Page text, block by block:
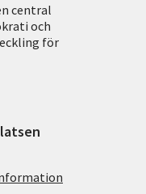
central
och
för